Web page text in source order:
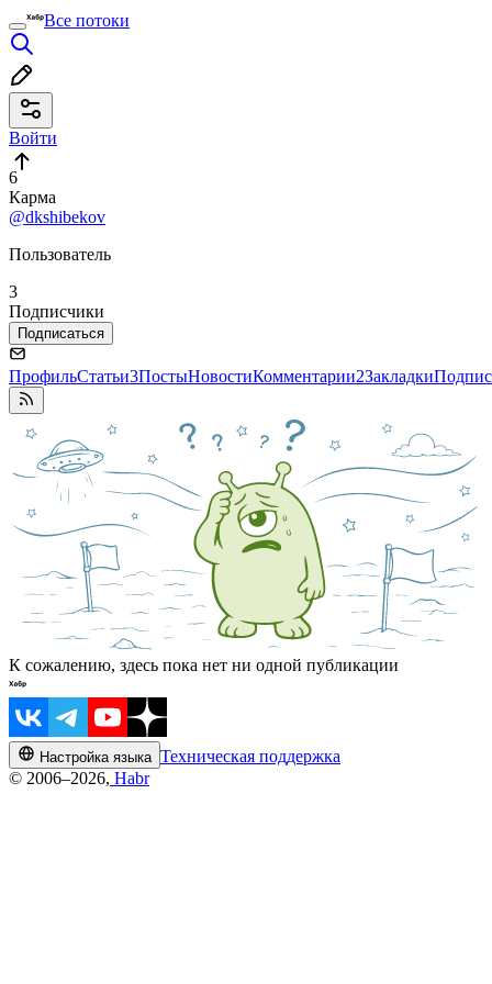
Все потоки
Войти
6
Карма
@dkshibekov
Пользователь
3
Подписчики
Подписаться
ПрофильСтатьи3ПостыНовостиКомментарии2Закладки
К сожалению, здесь пока нет ни одной публикации
Настройка языка Техническая поддержка
© 2006–2026, Habr